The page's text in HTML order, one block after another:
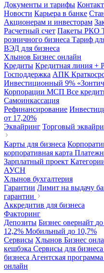
Документы и тарифы
Новости Карьера в банке
Акционерам и инвесторам
Расчетный счет Пакеты РКО
розничного бизнеса Тариф
ВЭД для бизнеса
Хлынов Бизнес онлайн
Кредиты Кредитная линия +
Господдержка АПК
Инвестиционный 9%
Корпорации МСП Все
Самоинкассация
Рефинансирование
от 17,20%
Эквайринг Торговый
Карты для бизнеса
корпоративная карта
Зарплатный проект
АУСН
Хлынов бухгалтерия
Гарантии Лимит на выдачу
гарантии
Аккредитив для бизнеса
Факторинг
Депозиты Бизнес овернайт
12,2% Мобильный до 10,7%
Сервисы Хлынов Бизнес
кешбэка Сервисы для бизнеса
бизнеса Агентская программа
онлайн